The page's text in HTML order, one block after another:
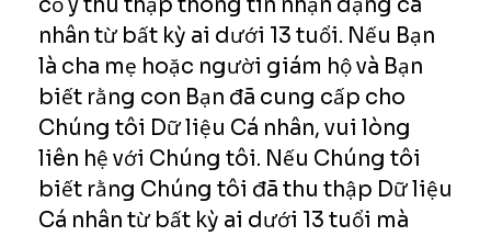
nhân từ bất kỳ ai dưới 13 tuổi. Nếu Bạn
là cha mẹ hoặc người giám hộ và Bạn
biết rằng con Bạn đã cung cấp cho
Chúng tôi Dữ liệu Cá nhân, vui lòng
liên hệ với Chúng tôi. Nếu Chúng tôi
biết rằng Chúng tôi đã thu thập Dữ liệu
Cá nhân từ bất kỳ ai dưới 13 tuổi mà